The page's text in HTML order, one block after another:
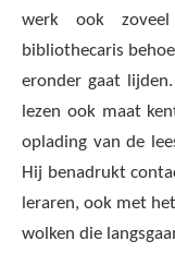
werk ook
bibliothecaris
eronder gaat
lezen ook maat
oplading van de
Hij benadrukt
leraren, ook met
wolken die